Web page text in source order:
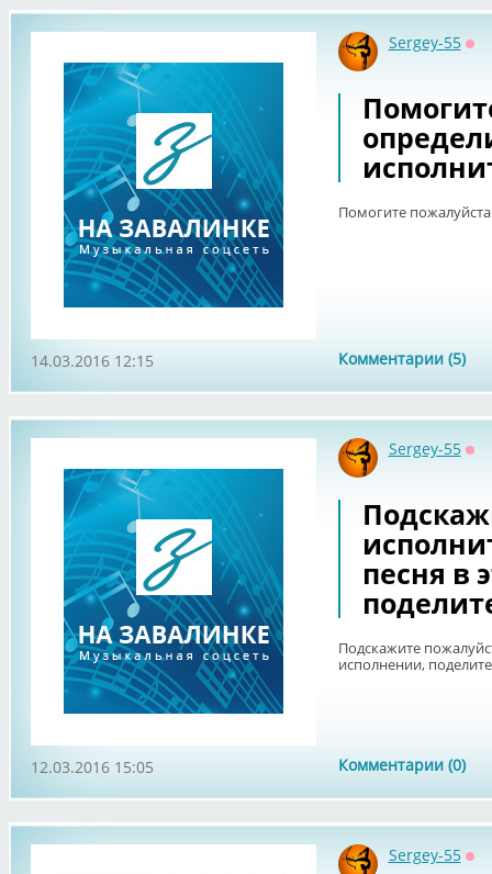
Sergey-55
Помогите
Комментарии (5)
14.03.2016 12:15
Sergey-55
песня в
Подскажите
исполнении,
Комментарии (0)
12.03.2016 15:05
Sergey-55